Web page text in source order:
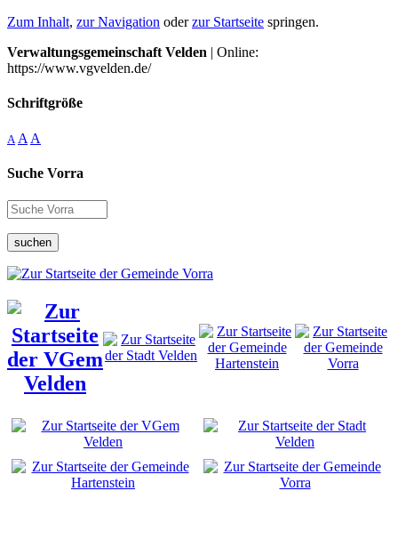
Zum Inhalt, zur Navigation oderzur Startseite springen.
Verwaltungsgemeinschaft Velden | Online:
https://www.vgvelden.de/
Schriftgröße
A A A
Suche Vorra
suchen